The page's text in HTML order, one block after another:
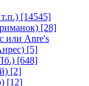
[14545]
[28]
или Anre's
[5]
[648]
[2]
[12]